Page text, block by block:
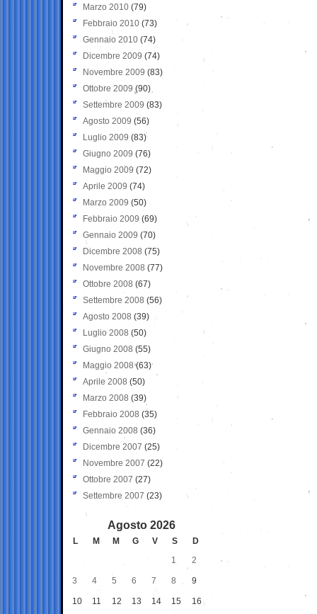
Marzo 2010 (79)
Febbraio 2010 (73)
Gennaio 2010 (74)
Dicembre 2009 (74)
Novembre 2009 (83)
Ottobre 2009 (90)
Settembre 2009 (83)
Agosto 2009 (56)
Luglio 2009 (83)
Giugno 2009 (76)
Maggio 2009 (72)
Aprile 2009 (74)
Marzo 2009 (50)
Febbraio 2009 (69)
Gennaio 2009 (70)
Dicembre 2008 (75)
Novembre 2008 (77)
Ottobre 2008 (67)
Settembre 2008 (56)
Agosto 2008 (39)
Luglio 2008 (50)
Giugno 2008 (55)
Maggio 2008(63)
Aprile 2008 (50)
Marzo 2008 (39)
Febbraio 2008 (35)
Gennaio 2008 (36)
Dicembre 2007 (25)
Novembre 2007 (22)
Ottobre 2007 (27)
Settembre 2007 (23)
Agosto 2026
L M M G V S
D
1
2
3 4 5 6 7 8 9
10 11 12 13 14 15 16